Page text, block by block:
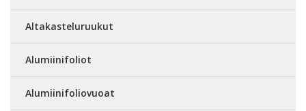
Altakasteluruukut
Alumiinifoliot
Alumiinifoliovuoat